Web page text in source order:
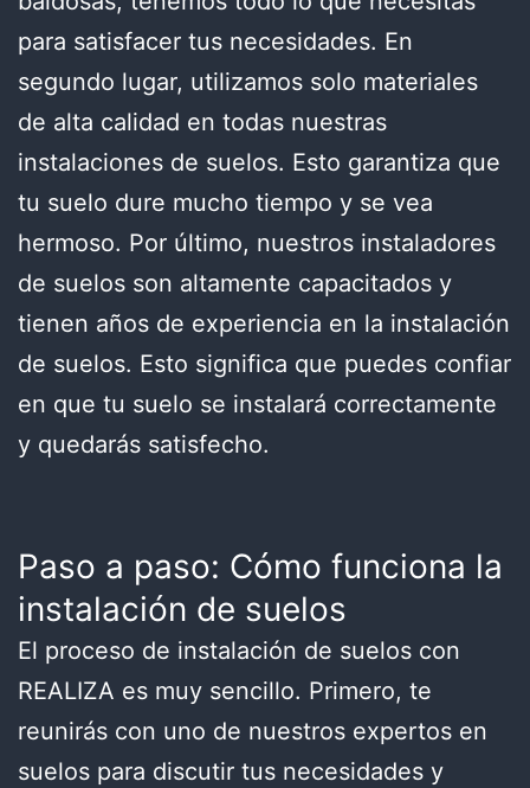
para satisfacer tus necesidades. En
segundo lugar, utilizamos solo materiales
de alta calidad en todas nuestras
instalaciones de suelos. Esto garantiza que
tu suelo dure mucho tiempo y se vea
hermoso. Por último, nuestros instaladores
de suelos son altamente capacitados y
tienen años de experiencia en la instalación
de suelos. Esto significa que puedes confiar
en que tu suelo se instalará correctamente
y quedarás satisfecho.
Paso a paso: Cómo funciona la
instalación de suelos
El proceso de instalación de suelos con
REALIZA es muy sencillo. Primero, te
reunirás con uno de nuestros expertos en
suelos para discutir tus necesidades y